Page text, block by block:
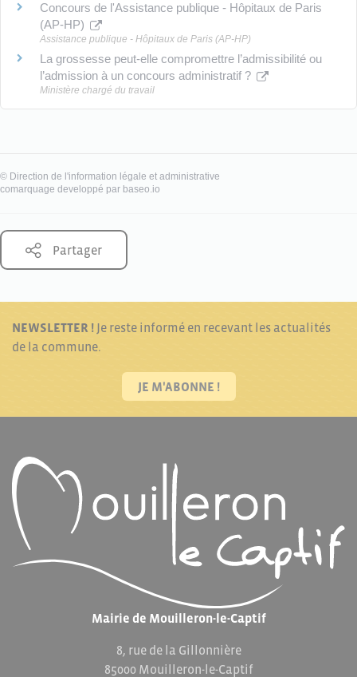
Concours de l'Assistance publique - Hôpitaux de Paris
(AP-HP)
Assistance publique - Hôpitaux de Paris (AP-HP)
La grossesse peut-elle compromettre l’admissibilité ou
l’admission à un concours administratif ?
Ministère chargé du travail
© Direction de l'information légale et administrative
comarquage developpé par baseo.io
Partager
NEWSLETTER ! Je reste informé en recevant les actualités
de la commune.
JE M'ABONNE !
Mairie de Mouilleron-le-Captif
8, rue de la Gillonnière
85000 Mouilleron-le-Captif